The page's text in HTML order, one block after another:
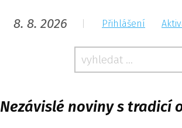
8. 8. 2026 Přihlášení
Nezávislé noviny s tradicí